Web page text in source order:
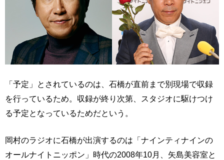
「予定」とされているのは、石橋が直前まで別現場で収録
を行っているため。収録が終り次第、スタジオに駆けつけ
る予定となっているためだという。
岡村のラジオに石橋が出演するのは「ナインティナインの
オールナイトニッポン」時代の2008年10月、矢島美容室と